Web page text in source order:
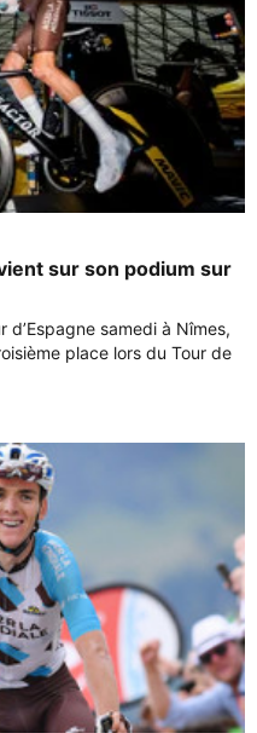
sur son podium sur
samedi à Nîmes,
place lors du Tour de